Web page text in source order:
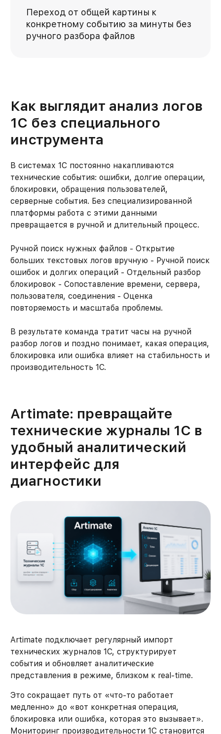
Переход от общей картины к
конкретному событию за минуты без
ручного разбора файлов
Как выглядит анализ логов
1С без специального
инструмента
В системах 1С постоянно накапливаются
технические события: ошибки, долгие операции,
блокировки, обращения пользователей,
серверные события. Без специализированной
платформы работа с этими данными
превращается в ручной и длительный процесс.
Ручной поиск нужных файлов - Открытие
больших текстовых логов вручную - Ручной поиск
ошибок и долгих операций - Отдельный разбор
блокировок - Сопоставление времени, сервера,
пользователя, соединения - Оценка
повторяемость и масштаба проблемы.
В результате команда тратит часы на ручной
разбор логов и поздно понимает, какая операция,
блокировка или ошибка влияет на стабильность и
производительность 1С.
Artimate: превращайте
технические журналы 1С в
удобный аналитический
интерфейс для
диагностики
Artimate подключает регулярный импорт
технических журналов 1С, структурирует
события и обновляет аналитические
представления в режиме, близком к real-time.
Это сокращает путь от «что-то работает
медленно» до «вот конкретная операция,
блокировка или ошибка, которая это вызывает».
Мониторинг производительности 1С становится